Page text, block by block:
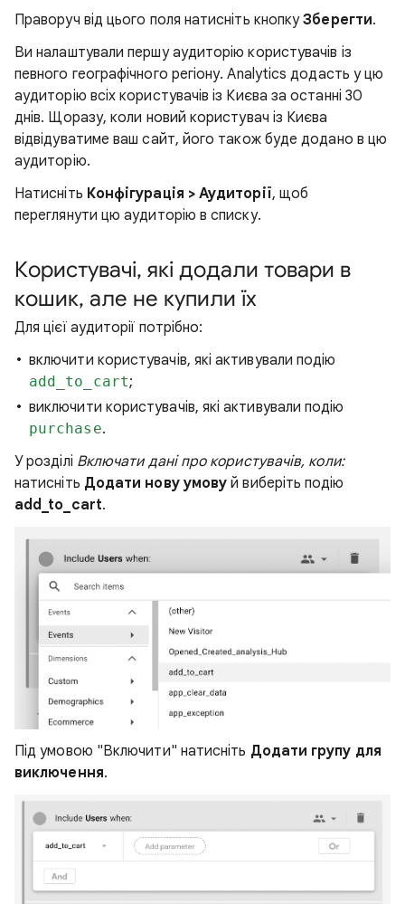
Праворуч від цього поля натисніть кнопкуЗберегти.
Ви налаштували першу аудиторію користувачів із
певного географічного регіону. Analytics додасть у цю
аудиторію всіх користувачів із Києва за останні 30
днів. Щоразу, коли новий користувач із Києва
відвідуватиме ваш сайт, його також буде додано в цю
аудиторію.
Натисніть Конфігурація > Аудиторії, щоб
переглянути цю аудиторію в списку.
Користувачі, які додали товари в
кошик, але не купили їх
Для цієї аудиторії потрібно:
включити користувачів, які активували подію
add_to_cart;
виключити користувачів, які активували подію
purchase.
У розділі Включати дані про користувачів, коли:
натисніть Додати нову умову й виберіть подію
add_to_cart.
Під умовою "Включити" натисніть Додати групу для
виключення.